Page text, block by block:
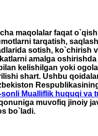
maqolalar faqat
tarqatish,
sotish, ko`chirish
amalga
kelishilgan yoki
shart. Ushbu
sonli Mualliflik huquqi va
muvofiq jinoiy
bo`ladi.